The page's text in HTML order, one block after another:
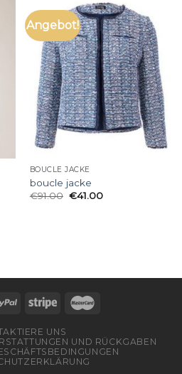
Angebot!
BOUCLE JACKE
boucle jacke
€91.00 €41.00
UNS
UND RÜCKGABEN